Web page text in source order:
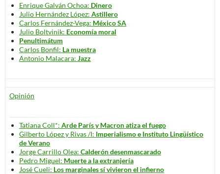
Enrique Galván Ochoa: Dinero
Julio Hernández López: Astillero
Carlos Fernández-Vega: México SA
Julio Boltvinik: Economía moral
Penultimátum
Carlos Bonfil: La muestra
Antonio Malacara: Jazz
Opinión
Tatiana Coll*: Arde París y Macron atiza el fuego
Gilberto López y Rivas /I: Imperialismo e Instituto Lingüístico
de Verano
Jorge Carrillo Olea: Calderón desenmascarado
Pedro Miguel: Muerte a la extranjería
José Cueli: Los marginales sí vivieron el infierno